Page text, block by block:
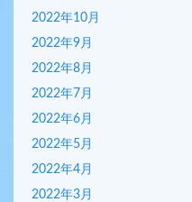
2022年10月
2022年9月
2022年8月
2022年7月
2022年6月
2022年5月
2022年4月
2022年3月